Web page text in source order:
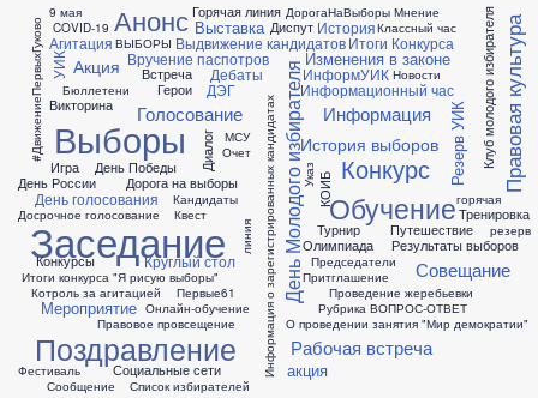
#ДвижениеПервыхГуково
9 мая
COVID-19
Агитация
Акция
Анонс
Бюллетени
ВЫБОРЫ
Викторина
Вручение паспотров
Встреча
Выборы
Выдвижение кандидатов
Выставка
Герои
Голосование
Горячая линия
ДЭГ
Дебаты День Молодого избирателя
День Победы
День России
День голосования
Диалог
Диспут
Дорога на выборы
ДорогаНаВыборы
Досрочное голосование
Заседание
Игра
Изменения в законе
ИнформУИК
Информационный час
Информация
Информация о зарегистрированных кандидатах
История
История выборов
Итоги Конкурса
Итоги конкурса "Я рисую выборы"
КОИБ
Кандидаты
Квест
Классный час Клуб молодого избирателя
Конкурс
Конкурсы
Котроль за агитацией
Круглый стол
МСУ
Мероприятие
Мнение
Новости
О проведении занятия "Мир демократии"
Обучение
Олимпиада
Онлайн-обучение
Очет
Первые61
Поздравление
Правовая культура
Правовое провсещение
Председатели
Притглашение
Проведение жеребьевки
Путешествие
Рабочая встреча
Резерв УИК
Результаты выборов
Рубрика ВОПРОС-ОТВЕТ
Совещание
Сообщение
Социальные сети
Список избирателей
Тренировка
Турнир
УИК
Указ
Фестиваль акция
горячая
линия резерв